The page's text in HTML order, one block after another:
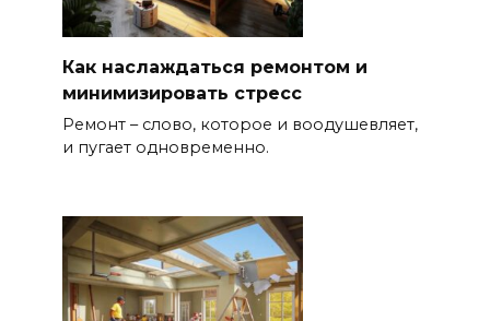
Как наслаждаться ремонтом и
минимизировать стресс
Ремонт – слово, которое и воодушевляет,
и пугает одновременно.